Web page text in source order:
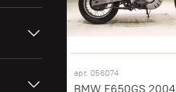
арт. 056074
BMW F650GS 2004